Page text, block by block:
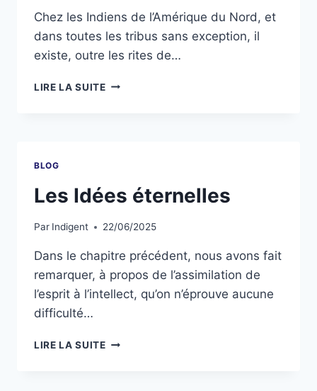
Chez les Indiens de l’Amérique du Nord, et
dans toutes les tribus sans exception, il
existe, outre les rites de…
LIRE LA SUITE
BLOG
Les Idées éternelles
Par Indigent 22/06/2025
Dans le chapitre précédent, nous avons fait
remarquer, à propos de l’assimilation de
l’esprit à l’intellect, qu’on n’éprouve aucune
difficulté…
LIRE LA SUITE